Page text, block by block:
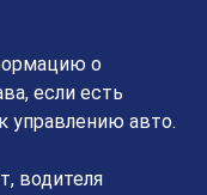
о
если есть
управлению авто.
водителя